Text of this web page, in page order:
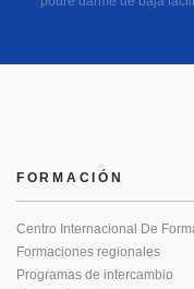
FORMACIÓN
Centro Internacional De
Formaciones regionales
Programas de intercambio